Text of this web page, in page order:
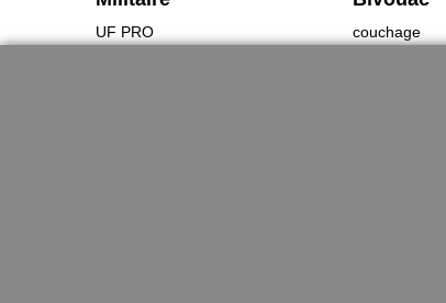
UF PRO
couchage